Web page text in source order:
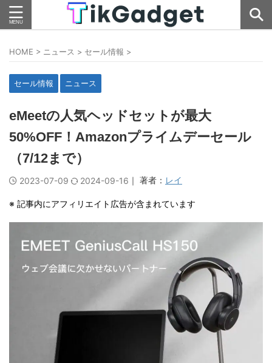
HOME > ニュース > セール情報 >
セール情報 ニュース
eMeetの人気ヘッドセットが最大
50%OFF！Amazonプライムデーセール
（7/12まで）
2023-07-09 2024-09-16 ｜ 著者： レイ
※ 記事内にアフィリエイト広告が含まれています